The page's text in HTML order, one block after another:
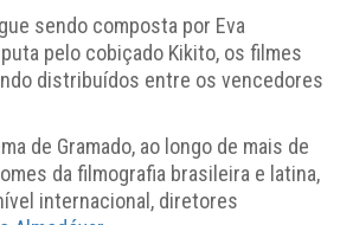
sendo composta por Eva
pelo cobiçado Kikito, os filmes
distribuídos entre os vencedores
de Gramado, ao longo de mais de
da filmografia brasileira e latina,
internacional, diretores